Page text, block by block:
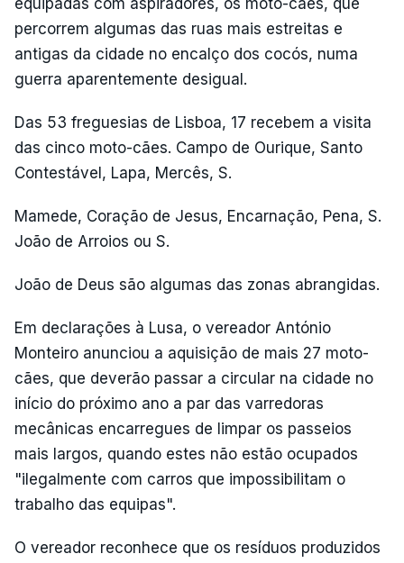
equipadas com aspiradores, os moto-cães, que
percorrem algumas das ruas mais estreitas e
antigas da cidade no encalço dos cocós, numa
guerra aparentemente desigual.
Das 53 freguesias de Lisboa, 17 recebem a visita
das cinco moto-cães. Campo de Ourique, Santo
Contestável, Lapa, Mercês, S.
Mamede, Coração de Jesus, Encarnação, Pena, S.
João de Arroios ou S.
João de Deus são algumas das zonas abrangidas.
Em declarações à Lusa, o vereador António
Monteiro anunciou a aquisição de mais 27 moto-
cães, que deverão passar a circular na cidade no
início do próximo ano a par das varredoras
mecânicas encarregues de limpar os passeios
mais largos, quando estes não estão ocupados
"ilegalmente com carros que impossibilitam o
trabalho das equipas".
O vereador reconhece que os resíduos produzidos